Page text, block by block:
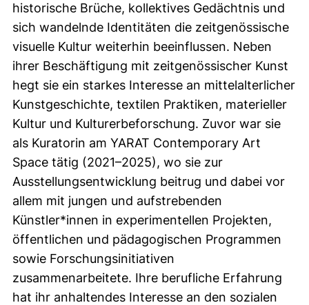
historische Brüche, kollektives Gedächtnis und
sich wandelnde Identitäten die zeitgenössische
visuelle Kultur weiterhin beeinflussen. Neben
ihrer Beschäftigung mit zeitgenössischer Kunst
hegt sie ein starkes Interesse an mittelalterlicher
Kunstgeschichte, textilen Praktiken, materieller
Kultur und Kulturerbeforschung. Zuvor war sie
als Kuratorin am YARAT Contemporary Art
Space tätig (2021–2025), wo sie zur
Ausstellungsentwicklung beitrug und dabei vor
allem mit jungen und aufstrebenden
Künstler*innen in experimentellen Projekten,
öffentlichen und pädagogischen Programmen
sowie Forschungsinitiativen
zusammenarbeitete. Ihre berufliche Erfahrung
hat ihr anhaltendes Interesse an den sozialen